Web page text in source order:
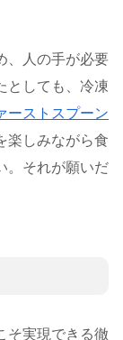
、人の手が必要
としても、冷凍
ーストスプーン
楽しみながら食
。それが願いだ
そ実現できる徹